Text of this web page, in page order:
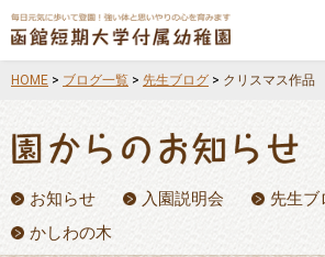
HOME > ブログ一覧 > 先生ブログ > クリスマス作
お知らせ 入園説明会
先生ブ
かしわの木